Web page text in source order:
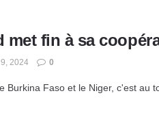
met fin à sa
2024 0
Burkina Faso et le Niger, c'est au